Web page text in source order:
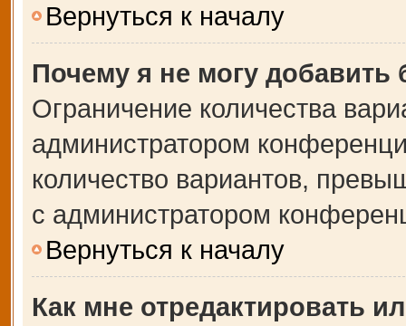
Вернуться к началу
Почему я не могу добавить
Ограничение количества
администратором
количество вариантов,
с администратором
Вернуться к началу
Как мне отредактировать